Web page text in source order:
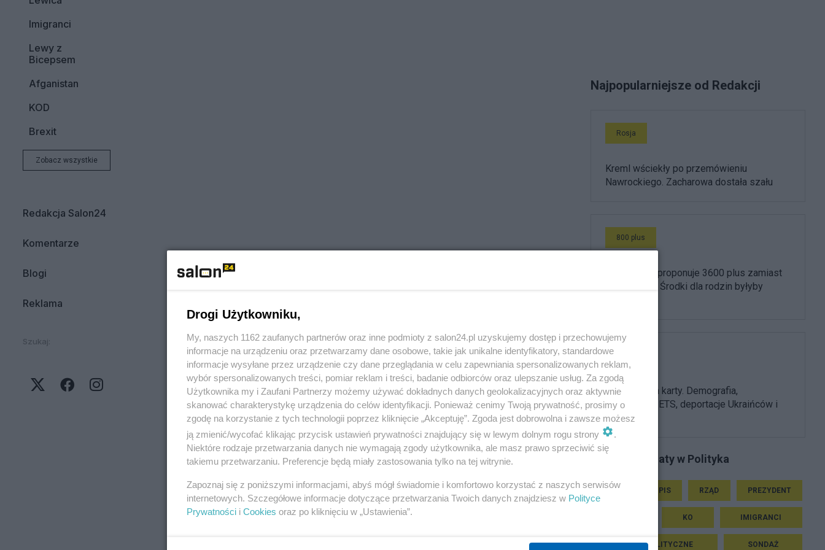
Imigranci
Lewy z
Bicepsem
Afganistan
KOD
Brexit
Zobacz wszystkie
Redakcja Salon24
Komentarze
Blogi
Reklama
Szukaj:
Najpopularniejsze od Redakcji
Rosja
Kreml wściekły po przemówieniu
Nawrockiego. Zacharowa dostała szału
800 plus
Morawiecki proponuje 3600 plus zamiast
800 złotych. Środki dla rodzin byłyby
PiS odkrywa karty. Demografia,
mieszkania, ETS, deportacje Ukraińców i
rozliczenia
Podobne tematy w Polityka
ROSJA PIS RZĄD PREZYDENT
KO IMIGRANCI
PARTIE POLITYCZNE SONDAŻ
Drogi Użytkowniku,
My, naszych 1162 zaufanych partnerów oraz inne podmioty z salon24.pl uzyskujemy dostęp i przechowujemy
informacje na urządzeniu oraz przetwarzamy dane osobowe, takie jak unikalne identyfikatory, standardowe
informacje wysyłane przez urządzenie czy dane przeglądania w celu zapewniania spersonalizowanych reklam,
wybór spersonalizowanych treści, pomiar reklam i treści, badanie odbiorców oraz ulepszanie usług. Za zgodą
Użytkownika my i Zaufani Partnerzy możemy używać dokładnych danych geolokalizacyjnych oraz aktywnie
skanować charakterystykę urządzenia do celów identyfikacji. Ponieważ cenimy Twoją prywatność, prosimy o
zgodę na korzystanie z tych technologii poprzez kliknięcie „Akceptuję”. Zgoda jest dobrowolna i zawsze możesz
ją zmienić/wycofać klikając przycisk ustawień prywatności znajdujący się w lewym dolnym rogu strony
.
Niektóre rodzaje przetwarzania danych nie wymagają zgody użytkownika, ale masz prawo sprzeciwić się
takiemu przetwarzaniu. Preferencje będą miały zastosowania tylko na tej witrynie.
Zapoznaj się z poniższymi informacjami, abyś mógł świadomie i komfortowo korzystać z naszych serwisów
internetowych. Szczegółowe informacje dotyczące przetwarzania Twoich danych znajdziesz w Polityce
Prywatności i Cookies oraz po kliknięciu w „Ustawienia”.